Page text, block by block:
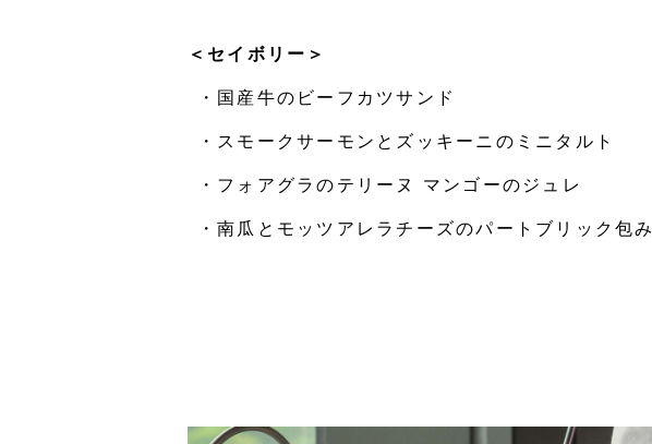
＜セイボリー＞
・国産牛のビーフカツサンド
・スモークサーモンとズッキーニのミニタルト
・フォアグラのテリーヌ マンゴーのジュレ
・南瓜とモッツアレラチーズのパートブリック包み